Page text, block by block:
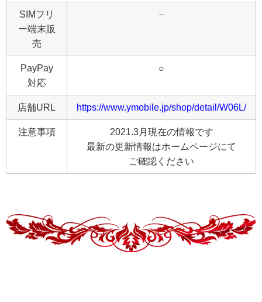
SIMフリ
ー端末販
売
－
PayPay
対応
○
店舗URL https://www.ymobile.jp/shop/detail/W06L/
注意事項
2021.3月現在の情報です
最新の更新情報はホームページにて
ご確認ください